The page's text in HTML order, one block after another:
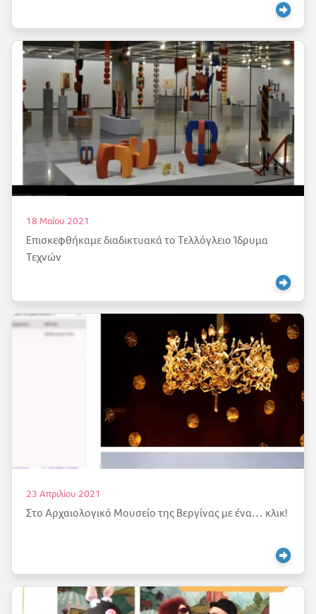
18 Μαΐου 2021
Επισκεφθήκαμε διαδικτυακά το Τελλόγλειο Ίδρυμα
Τεχνών
23 Απριλίου 2021
Στο Αρχαιολογικό Μουσείο της Βεργίνας με ένα… κλικ!